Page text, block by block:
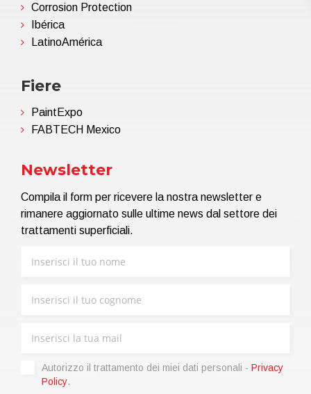
Corrosion Protection
Ibérica
LatinoAmérica
Fiere
PaintExpo
FABTECH Mexico
Newsletter
Compila il form per ricevere la nostra newsletter e
rimanere aggiornato sulle ultime news dal settore dei
trattamenti superficiali.
Autorizzo il trattamento dei miei dati personali - Privacy
Policy.